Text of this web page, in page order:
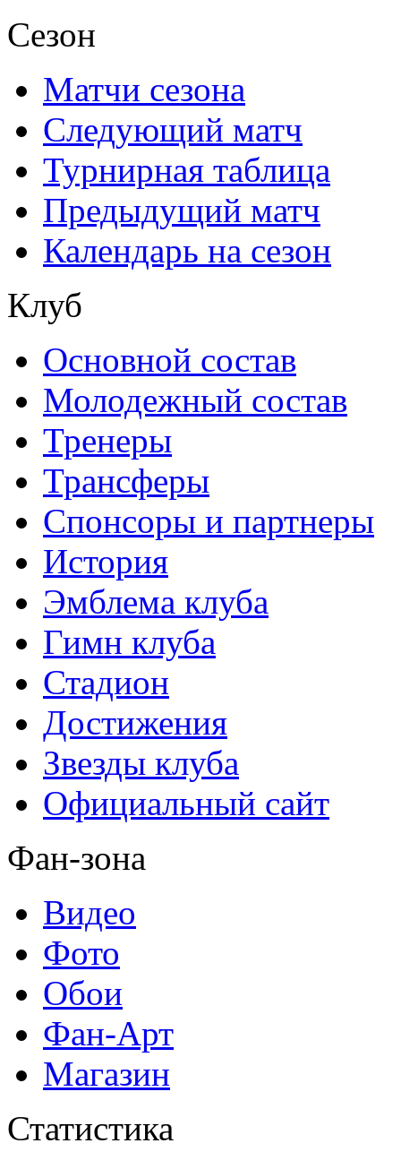
Сезон
Матчи сезона
Следующий матч
Турнирная таблица
Предыдущий матч
Календарь на сезон
Клуб
Основной состав
Молодежный состав
Тренеры
Трансферы
Спонсоры и партнеры
История
Эмблема клуба
Гимн клуба
Стадион
Достижения
Звезды клуба
Официальный сайт
Фан-зона
Видео
Фото
Обои
Фан-Арт
Магазин
Статистика